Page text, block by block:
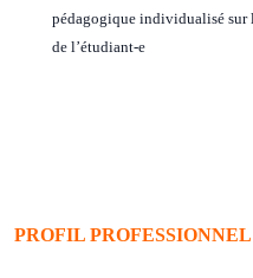
pédagogique individualisé sur
de l’étudiant-e
PROFIL